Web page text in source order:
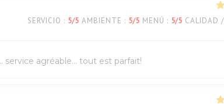
SERVICIO : 5/5 AMBIENTE : 5/5 MENÚ : 5/5 CALIDAD
service agréable… tout est parfait!